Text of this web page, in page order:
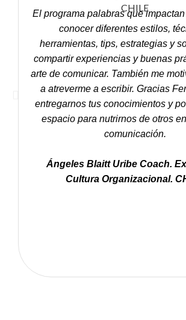
El programa palabras que
conocer diferentes estilos,
herramientas, tips, estrategias y
compartir experiencias y buenas
arte de comunicar. También me
a atreverme a escribir. Gracias
entregarnos tus conocimientos y
espacio para nutrirnos de otros
comunicación.
Ángeles Blaitt Uribe Coach.
Cultura Organizacional.